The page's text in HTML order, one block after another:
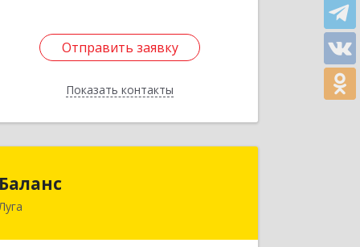
Отправить заявку
Показать контакты
Отправить заявку
Назад
Баланс
Луга